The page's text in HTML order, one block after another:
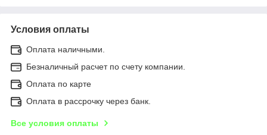
Условия оплаты
Оплата наличными.
Безналичный расчет по счету компании.
Оплата по карте
Оплата в рассрочку через банк.
Все условия оплаты